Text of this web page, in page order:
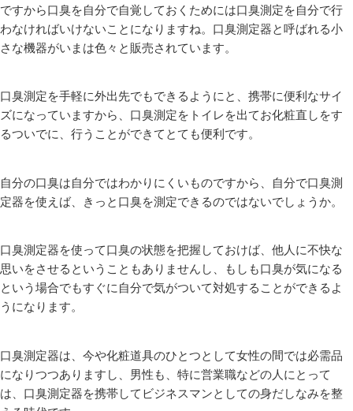
ですから口臭を自分で自覚しておくためには口臭測定を自分で行
わなければいけないことになりますね。口臭測定器と呼ばれる小
さな機器がいまは色々と販売されています。
口臭測定を手軽に外出先でもできるようにと、携帯に便利なサイ
ズになっていますから、口臭測定をトイレを出てお化粧直しをす
るついでに、行うことができてとても便利です。
自分の口臭は自分ではわかりにくいものですから、自分で口臭測
定器を使えば、きっと口臭を測定できるのではないでしょうか。
口臭測定器を使って口臭の状態を把握しておけば、他人に不快な
思いをさせるということもありませんし、もしも口臭が気になる
という場合でもすぐに自分で気がついて対処することができるよ
うになります。
口臭測定器は、今や化粧道具のひとつとして女性の間では必需品
になりつつありますし、男性も、特に営業職などの人にとって
は、口臭測定器を携帯してビジネスマンとしての身だしなみを整